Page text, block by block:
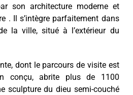
son architecture moderne et
. Il s’intègre parfaitement dans
la ville, situé à l’extérieur du
dont le parcours de visite est
conçu, abrite plus de 1100
sculpture du dieu semi-couché